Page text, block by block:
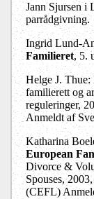
Jann Sjursen i
parrådgivning.
Ingrid Lund-
Familieret, 5.
Helge J. Thue:
familierett og
reguleringer,
Anmeldt af
Katharina
European
Divorce &
Spouses,
(CEFL)